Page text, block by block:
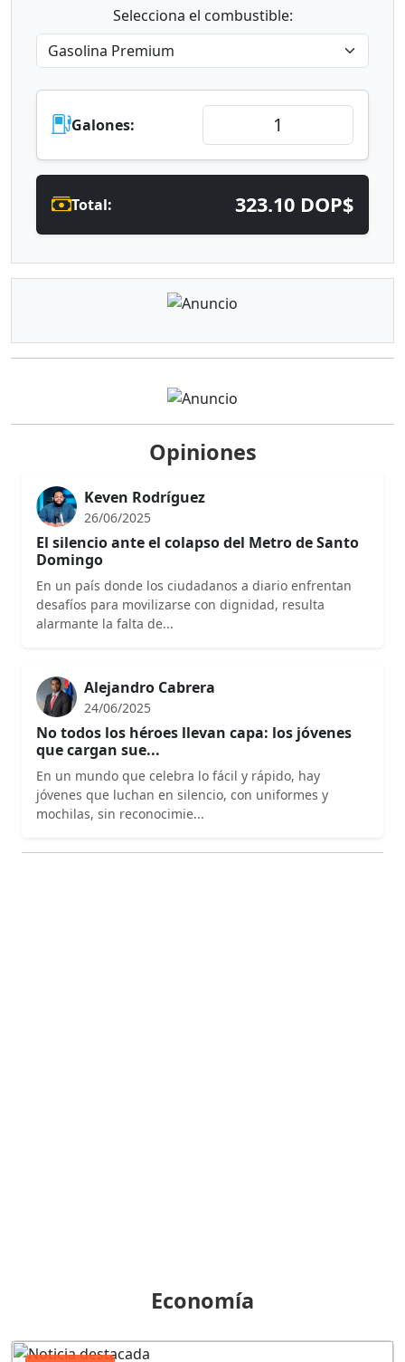
Selecciona el combustible:
Galones:
Total: 323.10 DOP$
Opiniones
Keven Rodríguez
26/06/2025
El silencio ante el colapso del Metro de Santo
Domingo
En un país donde los ciudadanos a diario enfrentan
desafíos para movilizarse con dignidad, resulta
alarmante la falta de...
Alejandro Cabrera
24/06/2025
No todos los héroes llevan capa: los jóvenes
que cargan sue...
En un mundo que celebra lo fácil y rápido, hay
jóvenes que luchan en silencio, con uniformes y
mochilas, sin reconocimie...
Economía